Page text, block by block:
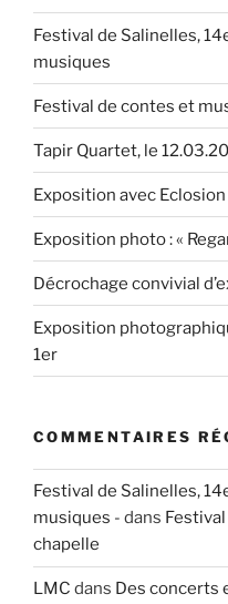
Festival de Salinelles,
musiques
Festival de contes et
Tapir Quartet, le
Exposition avec Eclosion
Exposition photo : «
Décrochage convivial
Exposition
1er
COMMENTAIRES
Festival de Salinelles,
musiques - dans
chapelle
LMC dans Des concerts